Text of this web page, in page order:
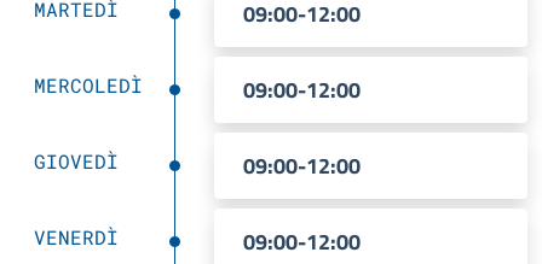
MARTEDÌ 09:00-12:00
MERCOLEDÌ 09:00-12:00
GIOVEDÌ 09:00-12:00
VENERDÌ 09:00-12:00